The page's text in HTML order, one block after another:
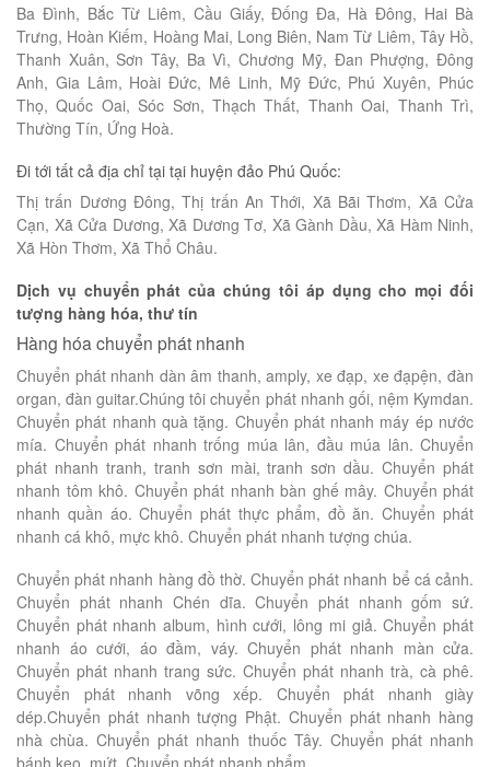
Ba Đình, Bắc Từ Liêm, Cầu Giấy, Đống Đa, Hà Đông, Hai Bà
Trưng, Hoàn Kiếm, Hoàng Mai, Long Biên, Nam Từ Liêm, Tây Hồ,
Thanh Xuân, Sơn Tây, Ba Vì, Chương Mỹ, Đan Phượng, Đông
Anh, Gia Lâm, Hoài Đức, Mê Linh, Mỹ Đức, Phú Xuyên, Phúc
Thọ, Quốc Oai, Sóc Sơn, Thạch Thất, Thanh Oai, Thanh Trì,
Thường Tín, Ứng Hoà.
Đi tới tất cả địa chỉ tại tại huyện đảo Phú Quốc:
Thị trấn Dương Đông, Thị trấn An Thới, Xã Bãi Thơm, Xã Cửa
Cạn, Xã Cửa Dương, Xã Dương Tơ, Xã Gành Dầu, Xã Hàm Ninh,
Xã Hòn Thơm, Xã Thổ Châu.
Dịch vụ chuyển phát của chúng tôi áp dụng cho mọi đối
tượng hàng hóa, thư tín
Hàng hóa chuyển phát nhanh
Chuyển phát nhanh dàn âm thanh, amply, xe đạp, xe đạpện, đàn
organ, đàn guitar.Chúng tôi chuyển phát nhanh gối, nệm Kymdan.
Chuyển phát nhanh quà tặng. Chuyển phát nhanh máy ép nước
mía. Chuyển phát nhanh trống múa lân, đầu múa lân. Chuyển
phát nhanh tranh, tranh sơn mài, tranh sơn dầu. Chuyển phát
nhanh tôm khô. Chuyển phát nhanh bàn ghế mây. Chuyển phát
nhanh quần áo. Chuyển phát thực phẩm, đồ ăn. Chuyển phát
nhanh cá khô, mực khô. Chuyển phát nhanh tượng chúa.
Chuyển phát nhanh hàng đồ thờ. Chuyển phát nhanh bể cá cảnh.
Chuyển phát nhanh Chén dĩa. Chuyển phát nhanh gốm sứ.
Chuyển phát nhanh album, hình cưới, lông mi giả. Chuyển phát
nhanh áo cưới, áo đầm, váy. Chuyển phát nhanh màn cửa.
Chuyển phát nhanh trang sức. Chuyển phát nhanh trà, cà phê.
Chuyển phát nhanh võng xếp. Chuyển phát nhanh giày
dép.Chuyển phát nhanh tượng Phật. Chuyển phát nhanh hàng
nhà chùa. Chuyển phát nhanh thuốc Tây. Chuyển phát nhanh
bánh kẹo, mứt. Chuyển phát nhanh phẩm.